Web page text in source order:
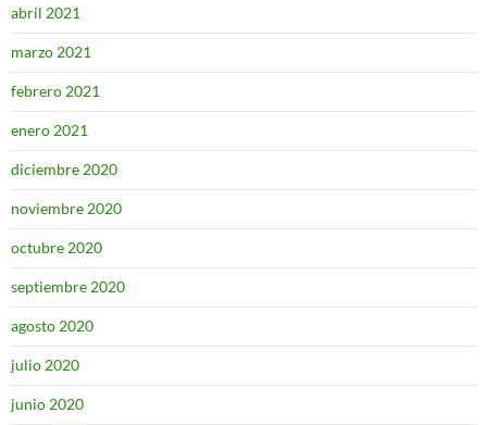
abril 2021
marzo 2021
febrero 2021
enero 2021
diciembre 2020
noviembre 2020
octubre 2020
septiembre 2020
agosto 2020
julio 2020
junio 2020